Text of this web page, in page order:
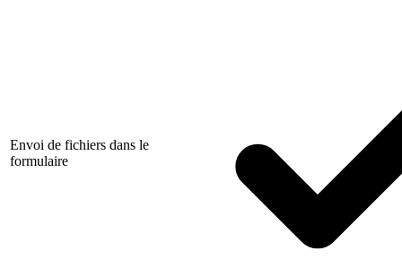
Envoi de fichiers dans le
formulaire